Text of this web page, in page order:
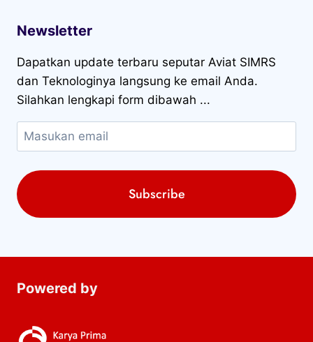
Newsletter
Dapatkan update terbaru seputar Aviat SIMRS
dan Teknologinya langsung ke email Anda.
Silahkan lengkapi form dibawah ...
Powered by